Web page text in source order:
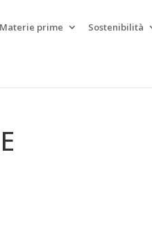
Materie prime Sostenibilità